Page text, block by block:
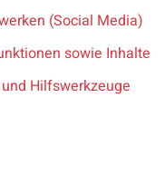
(Social Media)
sowie Inhalte
Hilfswerkzeuge